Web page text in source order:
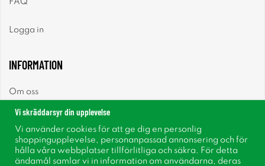
Logga in
INFORMATION
Om oss
Nyhetsbrev
Vi skräddarsyr din upplevelse
Vi använder cookies för att ge dig en personlig
shoppingupplevelse, personanpassad annonsering och för
hålla våra webbplatser tillförlitliga och säkra. För detta
ändamål samlar vi in information om användarna, deras